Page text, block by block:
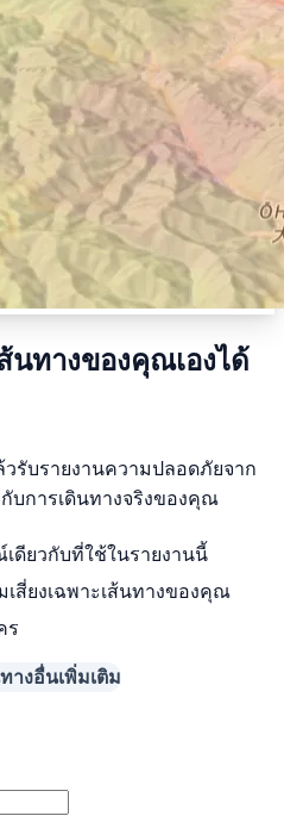
นทางของคุณเองได้
รับรายงานความปลอดภัยจาก
บการเดินทางจริงของคุณ
ดียวกับที่ใช้ในรายงานนี้
สี่ยงเฉพาะเส้นทางของคุณ
ร
างอื่นเพิ่มเติม